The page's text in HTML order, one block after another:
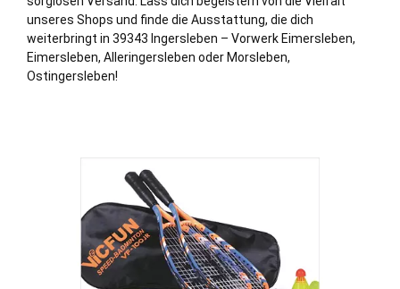
unseres Shops und finde die Ausstattung, die dich
weiterbringt in 39343 Ingersleben – Vorwerk Eimersleben,
Eimersleben, Alleringersleben oder Morsleben,
Ostingersleben!